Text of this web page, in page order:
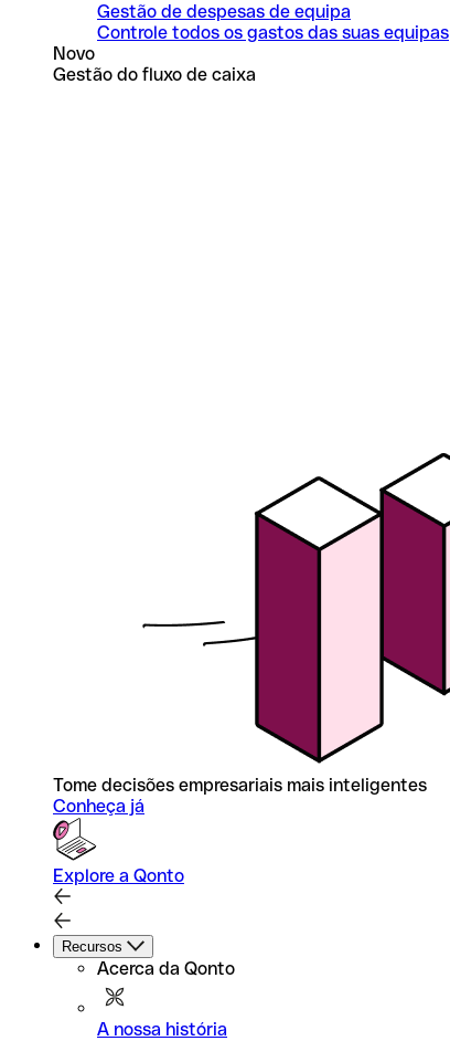
Gestão de despesas de equipa
Controle todos os gastos das suas equipas
Novo
Gestão do fluxo de caixa
Tome decisões empresariais mais inteligentes
Conheça já
Explore a Qonto
Recursos
Acerca da Qonto
A nossa história